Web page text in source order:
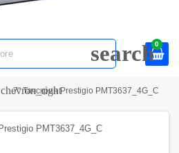
search0
chevron_right
7" Тачскрин Prestigio PMT3637_4G_C